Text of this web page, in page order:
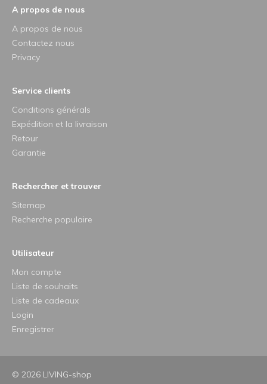
A propos de nous
A propos de nous
Contactez nous
Privacy
Service clients
Conditions générals
Expédition et la livraison
Retour
Garantie
Rechercher et trouver
Sitemap
Recherche populaire
Utilisateur
Mon compte
Liste de souhaits
Liste de cadeaux
Login
Enregistrer
© 2026 LIVING-shop